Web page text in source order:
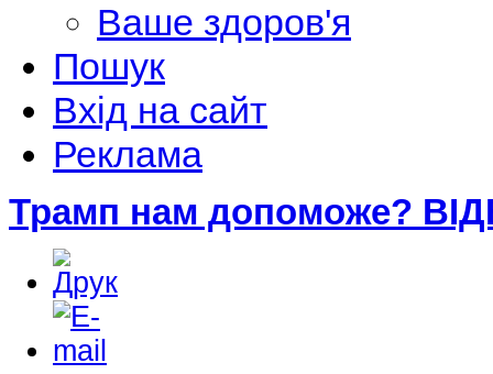
Ваше здоров'я
Пошук
Вхід на сайт
Реклама
Трамп нам допоможе?